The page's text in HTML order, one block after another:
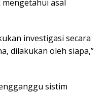
asal
investigasi secara
dilakukan oleh siapa,”
sistim